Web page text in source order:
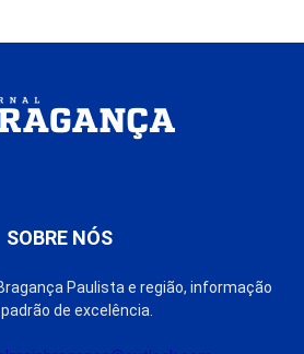
SOBRE NÓS
Paulista e região, informação
de excelência.